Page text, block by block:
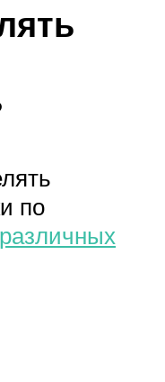
по
различных